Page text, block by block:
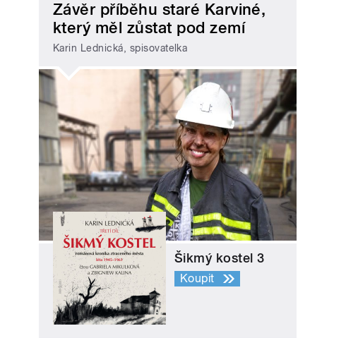
Závěr příběhu staré Karviné,
který měl zůstat pod zemí
Karin Lednická, spisovatelka
Šikmý kostel 3
Koupit